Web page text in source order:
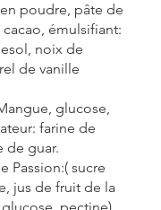
poudre, pâte de
émulsifiant:
noix de
de vanille
glucose,
farine de
de guar.
Passion:( sucre
jus de fruit de la